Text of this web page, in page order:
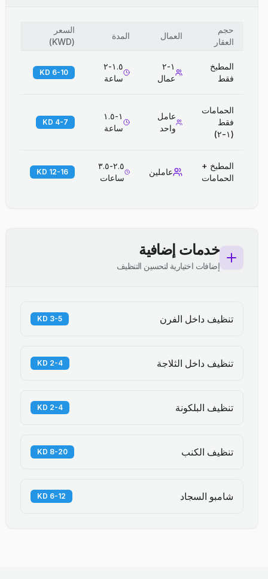
حجم
العقار
العمال المدة
السعر
(
KWD
)
المطبخ
فقط
١-٢
عمال
١.٥-٢
ساعة
6-10 KD
الحمامات
فقط
(١-٢)
عامل
واحد
١-١.٥
ساعة
4-7 KD
المطبخ +
الحمامات
عاملين
٢.٥-٣.٥
ساعات
12-16 KD
خدمات إضافية
إضافات اختيارية لتحسين التنظيف
تنظيف داخل الفرن 3-5 KD
تنظيف داخل الثلاجة 2-4 KD
تنظيف البلكونة 2-4 KD
تنظيف الكنب 8-20 KD
شامبو السجاد 6-12 KD